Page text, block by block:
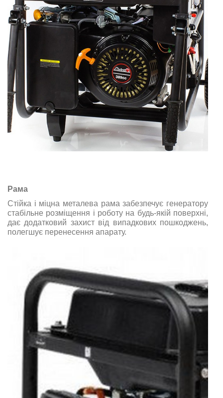
Рама
Стійка і міцна металева рама забезпечує генератору
стабільне розміщення і роботу на будь-якій поверхні,
дає додатковий захист від випадкових пошкоджень,
полегшує перенесення апарату.